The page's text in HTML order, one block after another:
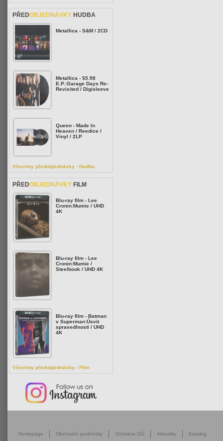
PŘEDOBJEDNÁVKY HUDBA
Metallica - S&M / 2CD
Metallica - $5.98
E.P.:Garage Days Re-
Revisited / Digisleeve
Queen - Made In
Heaven / Reedice /
Vinyl / 2LP
Všechny předobjednávky - Hudba
PŘEDOBJEDNÁVKY FILM
Blu-ray film - Lee
Cronin:Mumie / UHD
4K
Blu-ray film - Lee
Cronin:Mumie /
Steelbook / UHD 4K
Blu-ray film - Batman
v Superman:Úsvit
spravedlnosti / UHD
4K
Všechny předobjednávky - Film
Homepage Obchodní podmínky Ochrana OÚ Aktuality Katalog